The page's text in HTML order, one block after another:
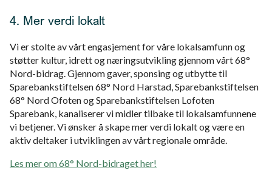
4. Mer verdi lokalt
Vi er stolte av vårt engasjement for våre lokalsamfunn og
støtter kultur, idrett og næringsutvikling gjennom vårt 68°
Nord-bidrag. Gjennom gaver, sponsing og utbytte til
Sparebankstiftelsen 68° Nord Harstad, Sparebankstiftelsen
68° Nord Ofoten og Sparebankstiftelsen Lofoten
Sparebank, kanaliserer vi midler tilbake til lokalsamfunnene
vi betjener. Vi ønsker å skape mer verdi lokalt og være en
aktiv deltaker i utviklingen av vårt regionale område.
Les mer om 68° Nord-bidraget her!